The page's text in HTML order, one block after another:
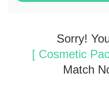
Sorry!
[ Cosmetic
Match